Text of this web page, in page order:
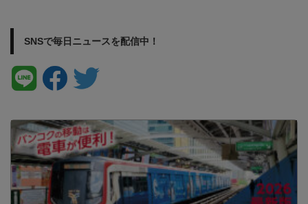
SNSで毎日ニュースを配信中！